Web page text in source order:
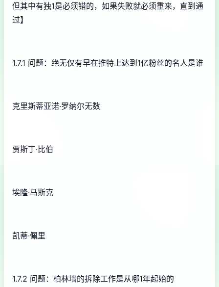
但其中有独1是必须错的，如果失败就必须重来，直到通
过】
1.7.1 问题：绝无仅有早在推特上达到1亿粉丝的名人是谁
克里斯蒂亚诺·罗纳尔无数
贾斯丁·比伯
埃隆·马斯克
凯蒂·佩里
1.7.2 问题：柏林墙的拆除工作是从哪1年起始的